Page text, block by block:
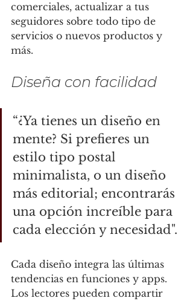
comerciales, actualizar a tus
seguidores sobre todo tipo de
servicios o nuevos productos y
más.
Diseña con facilidad
“¿Ya tienes un diseño en
mente? Si prefieres un
estilo tipo postal
minimalista, o un diseño
más editorial; encontrarás
una opción increíble para
cada elección y necesidad".
Cada diseño integra las últimas
tendencias en funciones y apps.
Los lectores pueden compartir